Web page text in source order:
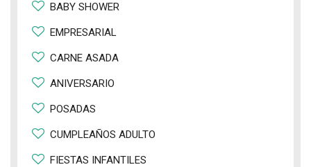
BABY SHOWER
EMPRESARIAL
CARNE ASADA
ANIVERSARIO
POSADAS
CUMPLEAÑOS ADULTO
FIESTAS INFANTILES